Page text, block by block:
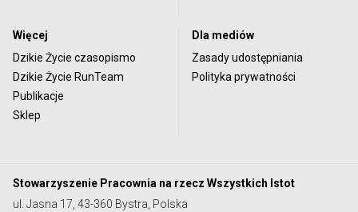
Więcej
Dzikie Życie czasopismo
Dzikie Życie RunTeam
Publikacje
Sklep
Dla mediów
Zasady udostępniania
Polityka prywatności
Stowarzyszenie Pracownia na rzecz Wszystkich Istot
ul. Jasna 17, 43-360 Bystra, Polska